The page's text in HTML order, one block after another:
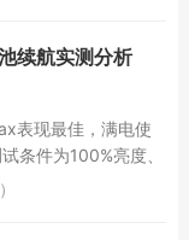
续航实测分析
表现最佳，满电使
条件为100%亮度、